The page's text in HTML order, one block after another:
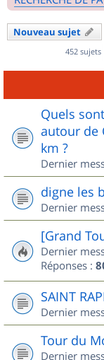
Nouveau sujet
452 sujets
Quels
autour de
km ?
Dernier
digne les
Dernier
[Grand
Dernier
Réponses :
SAINT
Dernier
Tour du
Dernier